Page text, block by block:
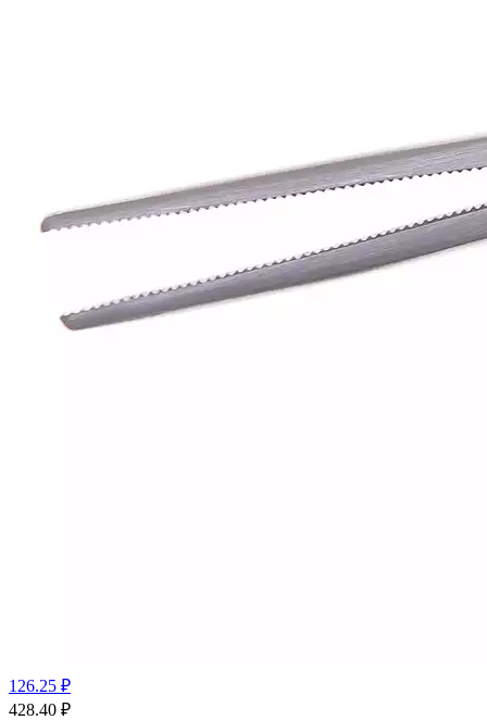
126.25 ₽
428.40 ₽